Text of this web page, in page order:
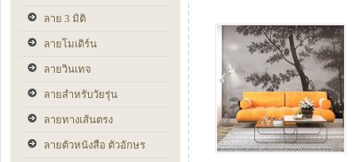
ลาย 3 มิติ
ลายโมเดิร์น
ลายวินเทจ
ลายสำหรับวัยรุ่น
ลายทางเส้นตรง
ลายตัวหนังสือ ตัวอักษร